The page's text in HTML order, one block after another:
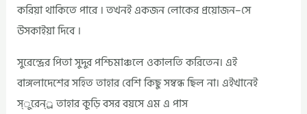
করিয়া থাকিতে পারে । তখনই একজন লোকের প্রয়োজন–সে
উসকাইয়া দিবে ।
সুরেন্দ্রের পিতা সুদুর পশ্চিমাঞ্চলে ওকালতি করিতেন। এই
বাঙ্গলাদেশের সহিত তাহার বেশি কিছু সম্বন্ধ ছিল না। এইখানেই
স্ুরেন্্র তাহার কুড়ি বসর বয়সে এম এ পাস